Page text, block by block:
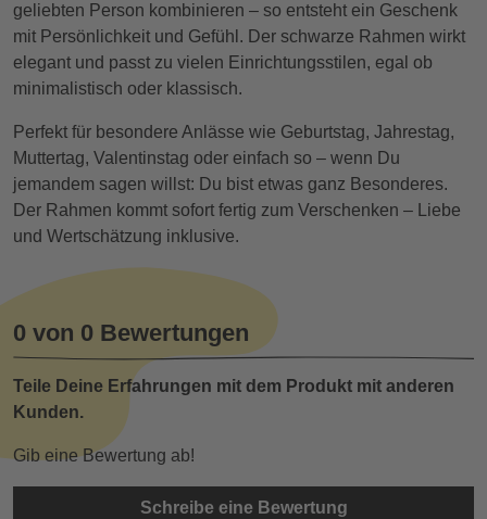
geliebten Person kombinieren – so entsteht ein Geschenk
mit Persönlichkeit und Gefühl. Der schwarze Rahmen wirkt
elegant und passt zu vielen Einrichtungsstilen, egal ob
minimalistisch oder klassisch.
Perfekt für besondere Anlässe wie Geburtstag, Jahrestag,
Muttertag, Valentinstag oder einfach so – wenn Du
jemandem sagen willst: Du bist etwas ganz Besonderes.
Der Rahmen kommt sofort fertig zum Verschenken – Liebe
und Wertschätzung inklusive.
0 von 0 Bewertungen
Teile Deine Erfahrungen mit dem Produkt mit anderen
Kunden.
Gib eine Bewertung ab!
Schreibe eine Bewertung